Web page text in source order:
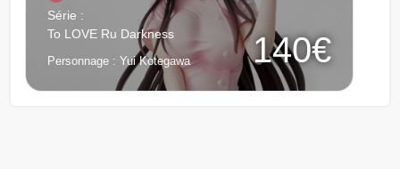
140€
Série :
To LOVE Ru Darkness
Personnage : Yui Kotegawa